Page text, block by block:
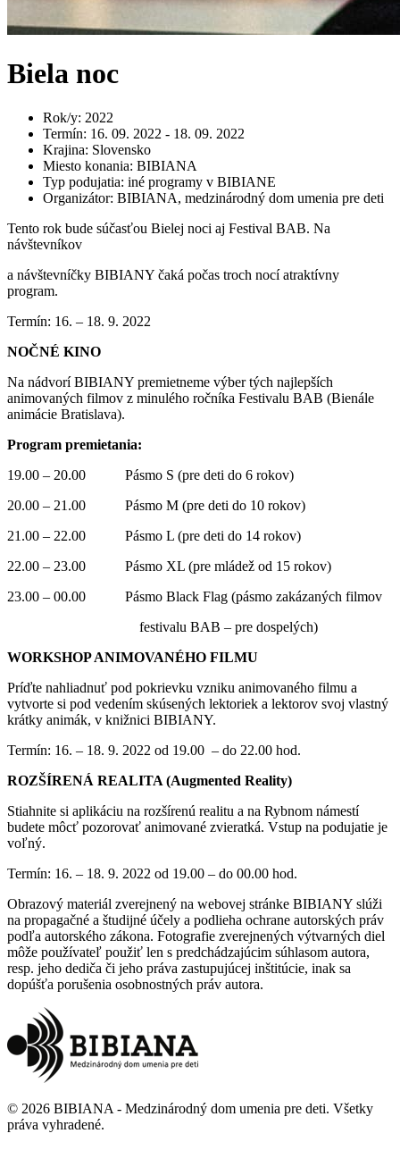
Biela noc
Rok/y: 2022
Termín: 16. 09. 2022 - 18. 09. 2022
Krajina: Slovensko
Miesto konania: BIBIANA
Typ podujatia: iné programy v BIBIANE
Organizátor: BIBIANA, medzinárodný dom umenia pre deti
Tento rok bude súčasťou Bielej noci aj Festival BAB. Na
návštevníkov
a návštevníčky BIBIANY čaká počas troch nocí atraktívny
program.
Termín: 16. – 18. 9. 2022
NOČNÉ KINO
Na nádvorí BIBIANY premietneme výber tých najlepších
animovaných filmov z minulého ročníka Festivalu BAB (Bienále
animácie Bratislava).
Program premietania:
19.00 – 20.00 Pásmo S (pre deti do 6 rokov)
20.00 – 21.00 Pásmo M (pre deti do 10 rokov)
21.00 – 22.00 Pásmo L (pre deti do 14 rokov)
22.00 – 23.00 Pásmo XL (pre mládež od 15 rokov)
23.00 – 00.00 Pásmo Black Flag (pásmo zakázaných filmov
festivalu BAB – pre dospelých)
WORKSHOP ANIMOVANÉHO FILMU
Príďte nahliadnuť pod pokrievku vzniku animovaného filmu a
vytvorte si pod vedením skúsených lektoriek a lektorov svoj vlastný
krátky animák, v knižnici BIBIANY.
Termín: 16. – 18. 9. 2022 od 19.00 – do 22.00 hod.
ROZŠÍRENÁ REALITA (Augmented Reality)
Stiahnite si aplikáciu na rozšírenú realitu a na Rybnom námestí
budete môcť pozorovať animované zvieratká. Vstup na podujatie je
voľný.
Termín: 16. – 18. 9. 2022 od 19.00 – do 00.00 hod.
Obrazový materiál zverejnený na webovej stránke BIBIANY slúži
na propagačné a študijné účely a podlieha ochrane autorských práv
podľa autorského zákona. Fotografie zverejnených výtvarných diel
môže používateľ použiť len s predchádzajúcim súhlasom autora,
resp. jeho dediča či jeho práva zastupujúcej inštitúcie, inak sa
dopúšťa porušenia osobnostných práv autora.
© 2026 BIBIANA - Medzinárodný dom umenia pre deti. Všetky
práva vyhradené.